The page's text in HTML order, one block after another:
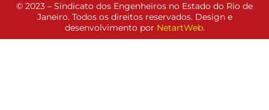
© 2023 – Sindicato dos Engenheiros no Estado do Rio de
Janeiro. Todos os direitos reservados. Design e
desenvolvimento por NetartWeb.